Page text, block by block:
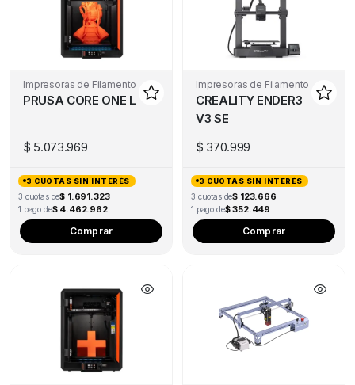
Impresoras de Filamento
PRUSA CORE ONE L
$ 5.073.969
3 CUOTAS SIN INTERÉS
3 cuotas de$ 1.691.323
1 pago de$ 4.462.962
Comprar
Impresoras de Filamento
CREALITY ENDER3
V3 SE
$ 370.999
3 CUOTAS SIN INTERÉS
3 cuotas de$ 123.666
1 pago de$ 352.449
Comprar